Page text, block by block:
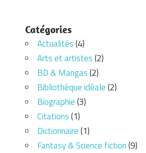
Catégories
Actualités(4)
Arts et artistes(2)
BD & Mangas(2)
Bibliothèque idéale(2)
Biographie(3)
Citations(1)
Dictionnaire(1)
Fantasy & Science fiction(9)